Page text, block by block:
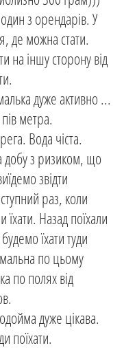
з орендарів. У
де можна стати.
на іншу сторону від
дуже активно ...
метра.
Вода чіста.
добу з ризиком, що
звідти
раз, коли
Назад поїхали
їхати туди
по цьому
по полях від
дуже цікава.
поїхати.